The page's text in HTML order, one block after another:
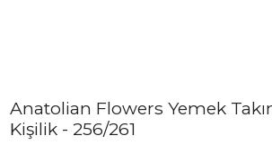
Anatolian Flowers Yemek
Kişilik - 256/261